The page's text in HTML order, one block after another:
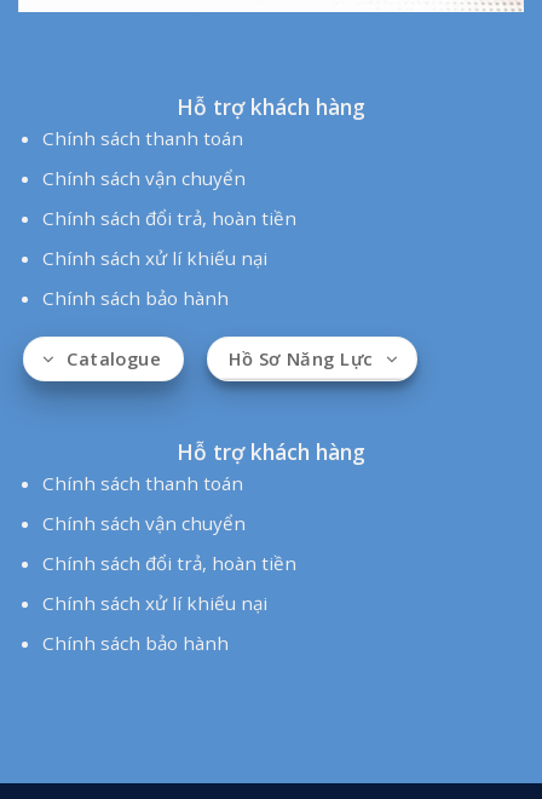
Chính sách vận chuyển
Chính sách xử lí khiếu nại
Chính sách bảo hành
Ống Điện Đại Phong rất vui lòng được đồng hành cùng quý
khách
Copyright by ©Dai Phong JSC